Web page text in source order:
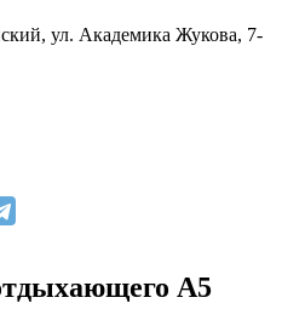
ул. Академика Жукова, 7-
А5